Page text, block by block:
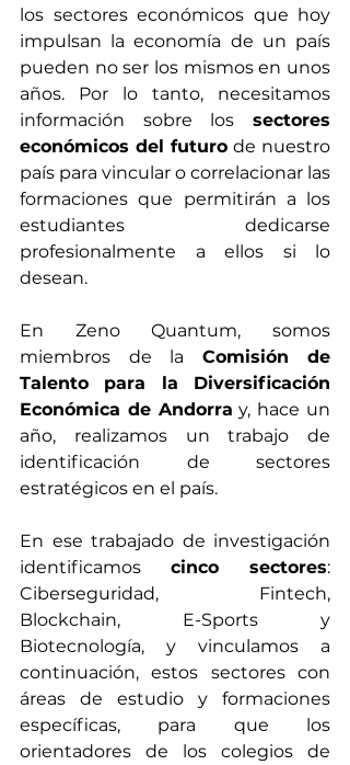
los sectores económicos que hoy
impulsan la economía de un país
pueden no ser los mismos en unos
años. Por lo tanto, necesitamos
información sobre los sectores
económicos del futuro de nuestro
país para vincular o correlacionar las
formaciones que permitirán a los
estudiantes dedicarse
profesionalmente a ellos si lo
desean.
En Zeno Quantum, somos
miembros de la Comisión de
Talento para la Diversificación
Económica de Andorra y, hace un
año, realizamos un trabajo de
identificación de sectores
estratégicos en el país.
En ese trabajado de investigación
identificamos cinco sectores:
Ciberseguridad, Fintech,
Blockchain, E-Sports y
Biotecnología, y vinculamos a
continuación, estos sectores con
áreas de estudio y formaciones
específicas, para que los
orientadores de los colegios de